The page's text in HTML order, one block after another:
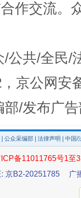
作交流。
/公共/全民/
京公网安
/发布广
公众采编部 法律声明 | 中国
备11011765号1至
: 京B2-20251785
广